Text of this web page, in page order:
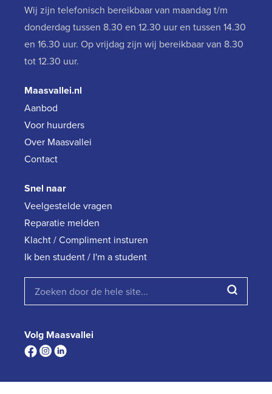
Wij zijn telefonisch bereikbaar van maandag t/m
donderdag tussen 8.30 en 12.30 uur en tussen 14.30
en 16.30 uur. Op vrijdag zijn wij bereikbaar van 8.30
tot 12.30 uur.
Maasvallei.nl
Aanbod
Voor huurders
Over Maasvallei
Contact
Snel naar
Veelgestelde vragen
Reparatie melden
Klacht / Compliment insturen
Ik ben student / I'm a student
Volg Maasvallei